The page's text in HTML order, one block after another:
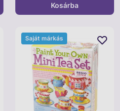
Kosárba
Saját márkás